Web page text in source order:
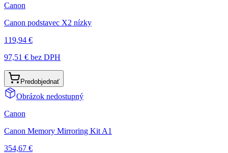
Canon
Canon podstavec X2 nízky
119,94 €
97,51 € bez DPH
Predobjednať
Obrázok nedostupný
Canon
Canon Memory Mirroring Kit A1
354,67 €